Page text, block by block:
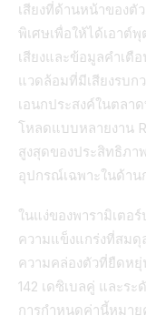
เสียงที่ด้านหน้าของตั
พิเศษเพื่อให้ได้เอาต์
เสียงและข้อมูลคำเตื
แวดล้อมที่มีเสียงรบ
เอนกประสงค์ในตลา
โหลดแบบหลายงาน
สูงสุดของประสิทธิภา
อุปกรณ์เฉพาะในด้า
ในแง่ของพารามิเตอ
ความแข็งแกร่งที่สมดุ
ความคล่องตัวที่ยืดหยุ่
142 เดซิเบลคู่ และระ
การกำหนดค่านี้หมาย